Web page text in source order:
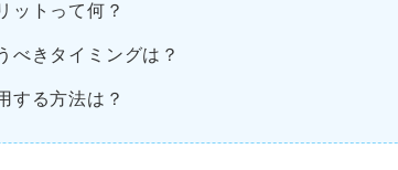
ットって何？
べきタイミングは？
する方法は？